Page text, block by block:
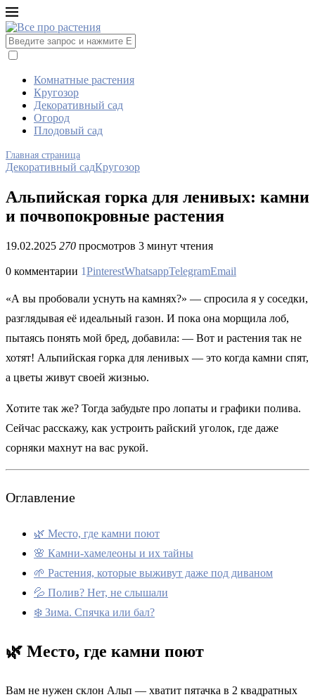
Комнатные растения
Кругозор
Декоративный сад
Огород
Плодовый сад
Главная страница
Декоративный садКругозор
Альпийская горка для ленивых: камни
и почвопокровные растения
19.02.2025 270 просмотров 3 минут чтения
0 комментарии 1PinterestWhatsappTelegramEmail
«А вы пробовали уснуть на камнях?» — спросила я у соседки,
разглядывая её идеальный газон. И пока она морщила лоб,
пытаясь понять мой бред, добавила: — Вот и растения так не
хотят! Альпийская горка для ленивых — это когда камни спят,
а цветы живут своей жизнью.
Хотите так же? Тогда забудьте про лопаты и графики полива.
Сейчас расскажу, как устроить райский уголок, где даже
сорняки махнут на вас рукой.
Оглавление
🌿 Место, где камни поют
🌸 Камни-хамелеоны и их тайны
🌱 Растения, которые выживут даже под диваном
💦 Полив? Нет, не слышали
❄️ Зима. Спячка или бал?
🌿 Место, где камни поют
Вам не нужен склон Альп — хватит пятачка в 2 квадратных